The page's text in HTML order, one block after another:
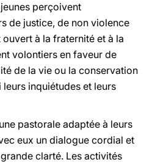
perçoivent
de justice, de non violence
à la fraternité et à la
volontiers en faveur de
de la vie ou la conservation
leurs inquiétudes et leurs
pastorale adaptée à leurs
eux un dialogue cordial et
clarté. Les activités